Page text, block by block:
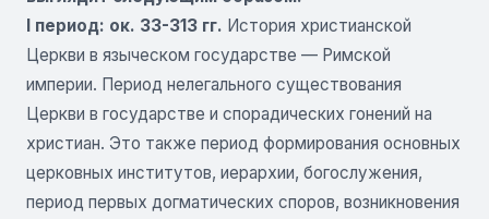
I период: ок. 33-313 гг. История христианской
Церкви в языческом государстве — Римской
империи. Период нелегального существования
Церкви в государстве и спорадических гонений на
христиан. Это также период формирования основных
церковных институтов, иерархии, богослужения,
период первых догматических споров, возникновения